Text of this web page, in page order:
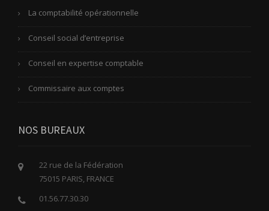
La comptabilité opérationnelle
Conseil social d’entreprise
Conseil en expertise comptable
Commissaire aux comptes
NOS BUREAUX
22 rue de la Fédération
75015 PARIS, FRANCE
01.56.77.30.30